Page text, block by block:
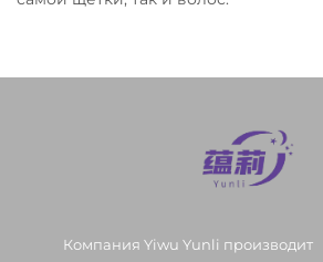
Компания Yiwu Yunli производит